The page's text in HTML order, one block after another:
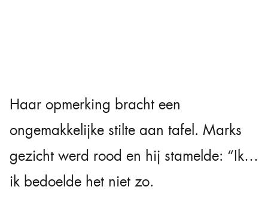
Haar opmerking bracht een
ongemakkelijke stilte aan tafel. Marks
gezicht werd rood en hij stamelde: “Ik…
ik bedoelde het niet zo.